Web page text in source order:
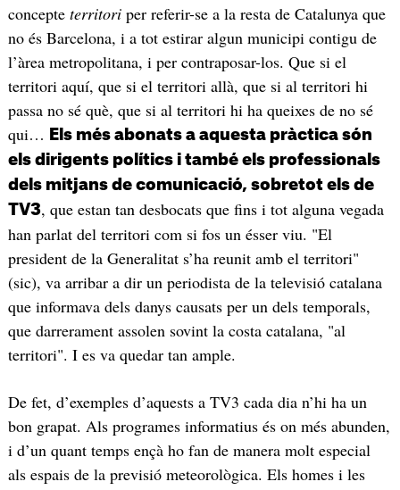
concepte territori per referir-se a la resta de Catalunya que
no és Barcelona, i a tot estirar algun municipi contigu de
l’àrea metropolitana, i per contraposar-los. Que si el
territori aquí, que si el territori allà, que si al territori hi
passa no sé què, que si al territori hi ha queixes de no sé
qui…
Els més abonats a aquesta pràctica són
els dirigents polítics i també els professionals
dels mitjans de comunicació, sobretot els de
TV3, que estan tan desbocats que fins i tot alguna vegada
han parlat del territori com si fos un ésser viu. "El
president de la Generalitat s’ha reunit amb el territori"
(sic), va arribar a dir un periodista de la televisió catalana
que informava dels danys causats per un dels temporals,
que darrerament assolen sovint la costa catalana, "al
territori". I es va quedar tan ample.
De fet, d’exemples d’aquests a TV3 cada dia n’hi ha un
bon grapat. Als programes informatius és on més abunden,
i d’un quant temps ençà ho fan de manera molt especial
als espais de la previsió meteorològica. Els homes i les